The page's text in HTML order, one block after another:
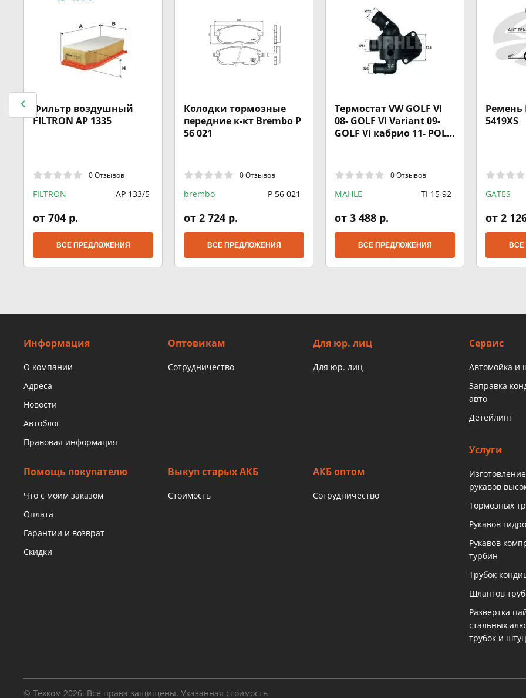
Фильтр воздушный
FILTRON AP 1335
0 Отзывов
FILTRON AP 133/5
от 704 р.
ВСЕ ПРЕДЛОЖЕНИЯ
Колодки тормозные
передние к-кт Brembo P
56 021
0 Отзывов
brembo P 56 021
от 2 724 р.
ВСЕ ПРЕДЛОЖЕНИЯ
Термостат VW GOLF VI
08- GOLF VI Variant 09-
GOLF VI кабрио 11- POLO
0 Отзывов
MAHLE TI 15 92
от 3 488 р.
ВСЕ ПРЕДЛОЖЕНИЯ
Ремень
5419XS
GATES
от 2
Информация
О компании
Адреса
Новости
Автоблог
Правовая информация
Оптовикам
Сотрудничество
Для юр. лиц
Для юр. лиц
Помощь покупателю
Что с моим заказом
Оплата
Гарантии и возврат
Скидки
Выкуп старых АКБ
Стоимость
АКБ оптом
Сотрудничество
Сервис
Автомойка и
Заправка
авто
Детейлинг
Услуги
рукавов
Тормозных
Рукавов
Рукавов
турбин
Трубок
Шлангов
Развертка
стальных
трубок и
© Техком 2026. Все права защищены. Указанная стоимость